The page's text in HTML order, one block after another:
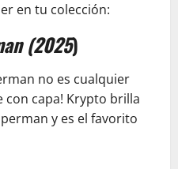
en tu colección:
(2025)
no es cualquier
con capa! Krypto brilla
y es el favorito